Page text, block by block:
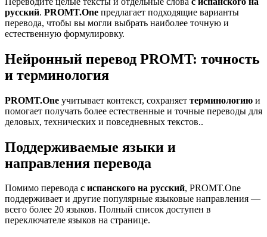
русский. PROMT.One предлагает подходящие варианты
перевода, чтобы вы могли выбрать наиболее точную и
естественную формулировку.
Нейронный перевод PROMT: точность
и терминология
PROMT.One учитывает контекст, сохраняет терминологию и
помогает получать более естественные и точные переводы для
деловых, технических и повседневных текстов..
Поддерживаемые языки и
направления перевода
Помимо перевода с испанского на русский, PROMT.One
поддерживает и другие популярные языковые направления —
всего более 20 языков. Полный список доступен в
переключателе языков на странице.